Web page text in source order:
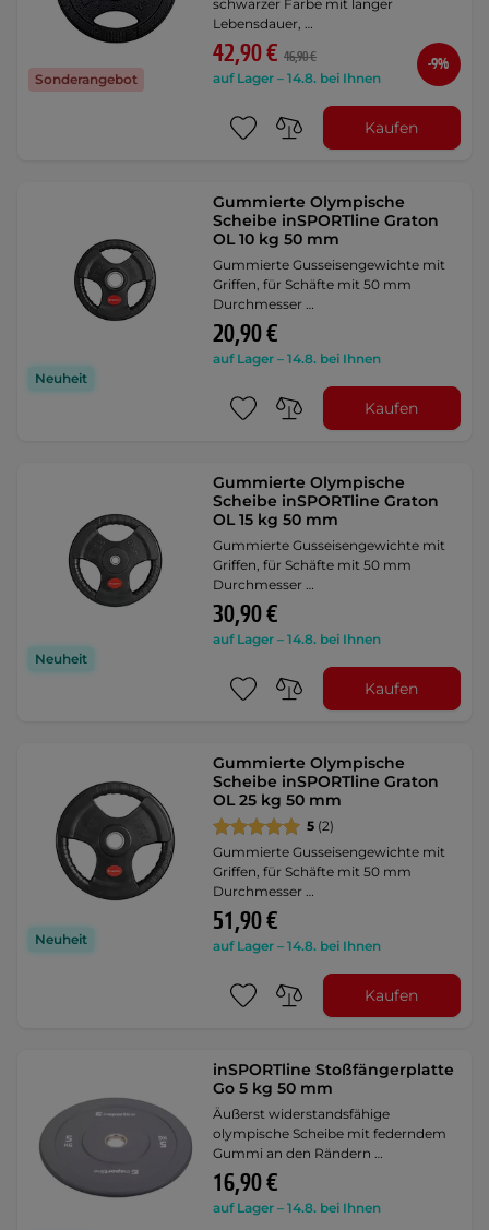
Sonderangebot
schwarzer Farbe mit langer
Lebensdauer, …
42,90 € 46,90 €
auf Lager – 14.8. bei Ihnen
-9%
Kaufen
Neuheit
Gummierte Olympische
Scheibe inSPORTline Graton
OL 10 kg 50 mm
Gummierte Gusseisengewichte mit
Griffen, für Schäfte mit 50 mm
Durchmesser …
20,90 €
auf Lager – 14.8. bei Ihnen
Kaufen
Neuheit
Gummierte Olympische
Scheibe inSPORTline Graton
OL 15 kg 50 mm
Gummierte Gusseisengewichte mit
Griffen, für Schäfte mit 50 mm
Durchmesser …
30,90 €
auf Lager – 14.8. bei Ihnen
Kaufen
Neuheit
Gummierte Olympische
Scheibe inSPORTline Graton
OL 25 kg 50 mm
5 (2)
Gummierte Gusseisengewichte mit
Griffen, für Schäfte mit 50 mm
Durchmesser …
51,90 €
auf Lager – 14.8. bei Ihnen
Kaufen
inSPORTline Stoßfängerplatte
Go 5 kg 50 mm
Äußerst widerstandsfähige
olympische Scheibe mit federndem
Gummi an den Rändern …
16,90 €
auf Lager – 14.8. bei Ihnen